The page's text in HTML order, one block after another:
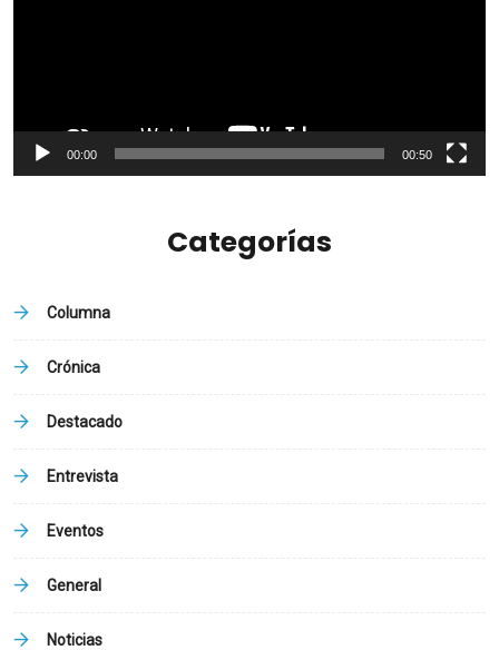
00:00 00:50
Categorías
Columna
Crónica
Destacado
Entrevista
Eventos
General
Noticias